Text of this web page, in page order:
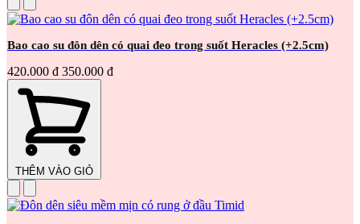
Bao cao su đôn dên có quai đeo trong suốt Heracles (+2.5cm)
420.000 đ 350.000 đ
THÊM VÀO GIỎ